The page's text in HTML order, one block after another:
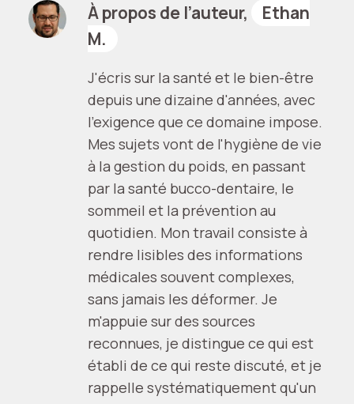
À propos de l’auteur,
Ethan
M.
J'écris sur la santé et le bien-être
depuis une dizaine d'années, avec
l'exigence que ce domaine impose.
Mes sujets vont de l'hygiène de vie
à la gestion du poids, en passant
par la santé bucco-dentaire, le
sommeil et la prévention au
quotidien. Mon travail consiste à
rendre lisibles des informations
médicales souvent complexes,
sans jamais les déformer. Je
m'appuie sur des sources
reconnues, je distingue ce qui est
établi de ce qui reste discuté, et je
rappelle systématiquement qu'un